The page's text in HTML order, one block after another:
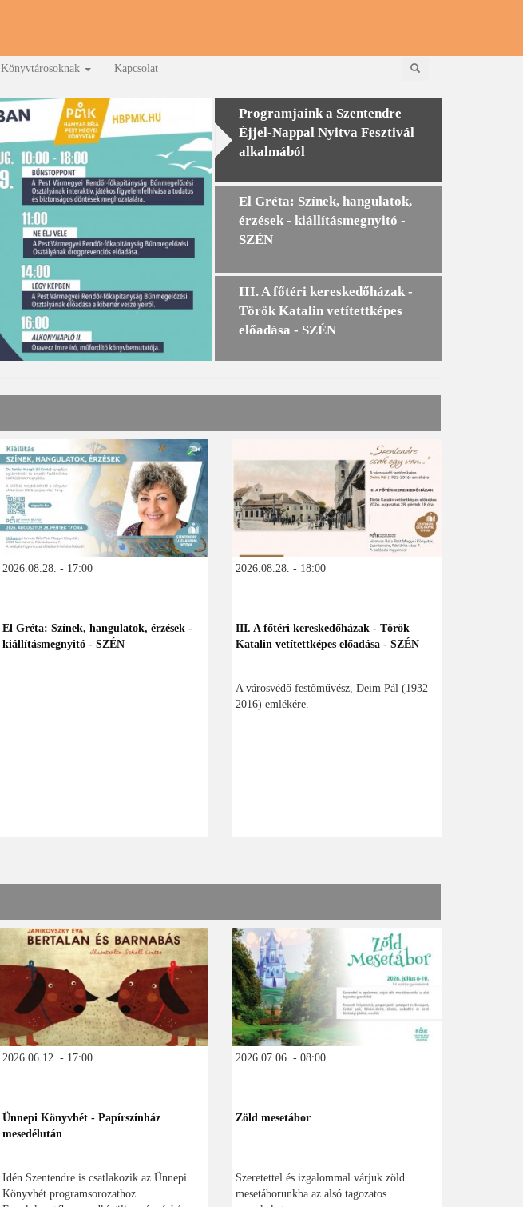
Könyvtárosoknak Kapcsolat Keresés
Programjaink a Szentendre
Éjjel-Nappal Nyitva Fesztivál
alkalmából
El Gréta: Színek, hangulatok,
érzések - kiállításmegnyitó -
SZÉN
III. A főtéri kereskedőházak -
Török Katalin vetítettképes
előadása - SZÉN
2026.08.28. - 17:00
El Gréta: Színek, hangulatok, érzések -
kiállításmegnyitó - SZÉN
2026.08.28. - 18:00
III. A főtéri kereskedőházak - Török
Katalin vetítettképes előadása - SZÉN
A városvédő festőművész, Deim Pál (1932–
2016) emlékére.
2026.06.12. - 17:00
Ünnepi Könyvhét - Papírszínház
mesedélután
Idén Szentendre is csatlakozik az Ünnepi
Könyvhét programsorozathoz.
2026.07.06. - 08:00
Zöld mesetábor
Szeretettel és izgalommal várjuk zöld
mesetáborunkba az alsó tagozatos